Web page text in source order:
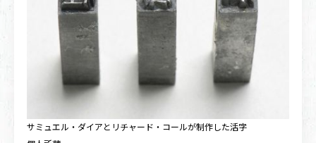
サミュエル・ダイアとリチャード・コールが制作した活字